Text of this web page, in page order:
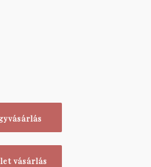
vásárlás